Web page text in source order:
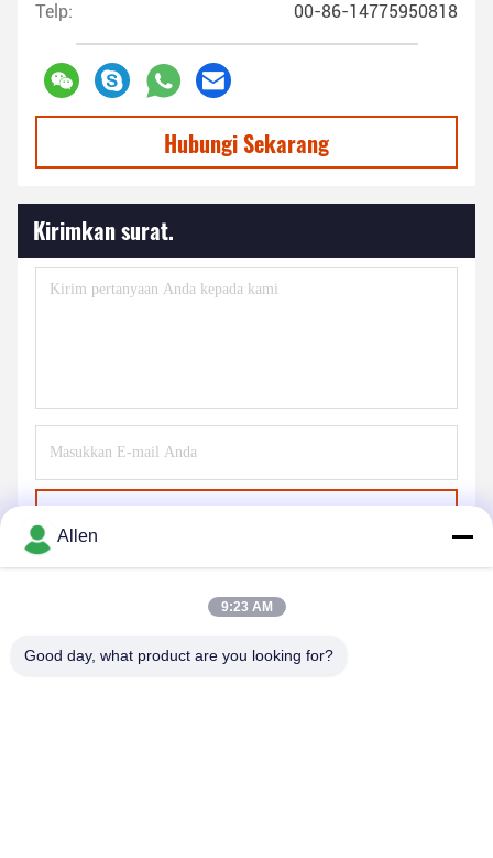
Telp: 00-86-14775950818
Hubungi Sekarang
Kirimkan surat.
Kirim
Allen
9:23 AM
Good day, what product are you looking for?